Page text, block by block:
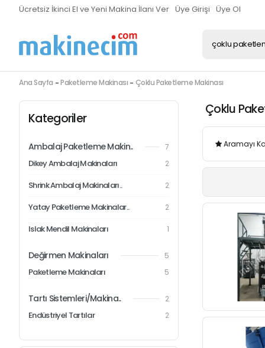
Ücretsiz İkinci El ve Yeni Makina İlanı Ver Üye Girişi Üye Ol
Ana Sayfa Paketleme Makinası Çoklu Paketleme Makinası
Kategoriler
Ambalaj Paketleme Makin.. 7
Dikey Ambalaj Makinaları 2
Shrink Ambalaj Makinaları.. 2
Yatay Paketleme Makinalar.. 2
Islak Mendil Makinaları 1
Değirmen Makinaları 5
Paketleme Makinaları 5
Tartı Sistemleri/Makina.. 2
Endüstriyel Tartılar 2
Çoklu
Aramayı